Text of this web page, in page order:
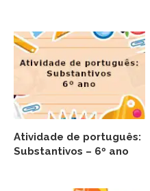
Atividade de português:
Substantivos – 6º ano